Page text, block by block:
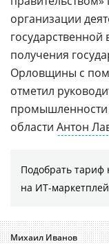
организации
получения
Орловщины с
отметил
промышленности
области Антон
Подобрать тариф
на ИТ-
Михаил Иванов